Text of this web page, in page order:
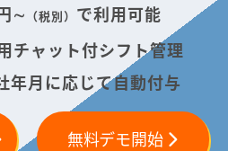
∼ （税別） で利用可能
チャット付シフト管理
年月に応じて自動付与
無料デモ開始